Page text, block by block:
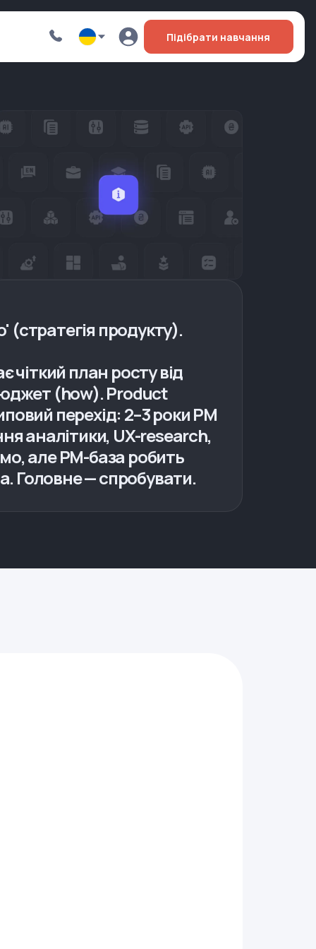
Підібрати навчання
продукту).
чіткий план росту від
(how). Product
перехід: 2–3 роки PM
аналітики, UX-research,
але PM-база робить
Головне — спробувати.